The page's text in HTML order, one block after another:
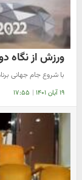
ورزش از نگاه
با شروع جام جهانی
۱۹ آبان ۱۴۰۱ | ۱۷:۵۵